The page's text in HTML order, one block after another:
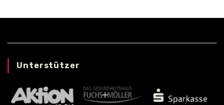
Unterstützer